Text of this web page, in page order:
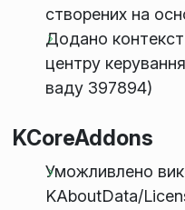
створених на
Додано
центру
ваду 397894)
KCoreAddons
Уможливлено
KAboutData/